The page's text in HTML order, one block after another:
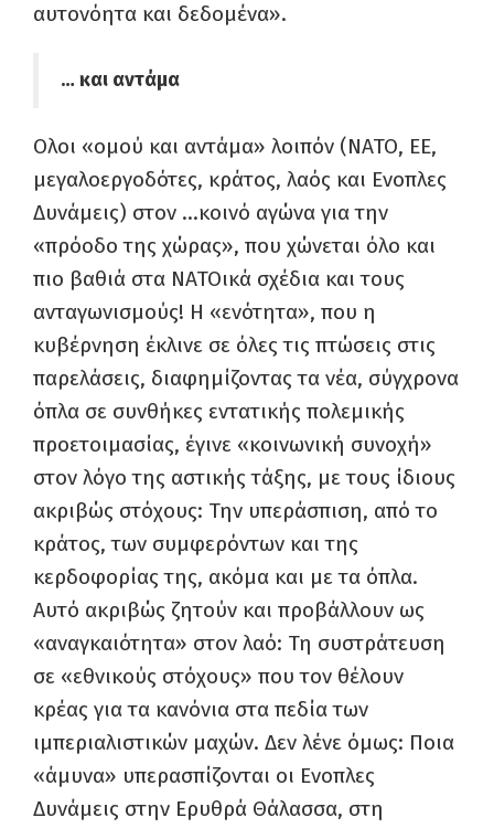
αυτονόητα και δεδομένα».
… και αντάμα
Ολοι «ομού και αντάμα» λοιπόν (ΝΑΤΟ, ΕΕ,
μεγαλοεργοδότες, κράτος, λαός και Ενοπλες
Δυνάμεις) στον …κοινό αγώνα για την
«πρόοδο της χώρας», που χώνεται όλο και
πιο βαθιά στα ΝΑΤΟικά σχέδια και τους
ανταγωνισμούς! Η «ενότητα», που η
κυβέρνηση έκλινε σε όλες τις πτώσεις στις
παρελάσεις, διαφημίζοντας τα νέα, σύγχρονα
όπλα σε συνθήκες εντατικής πολεμικής
προετοιμασίας, έγινε «κοινωνική συνοχή»
στον λόγο της αστικής τάξης, με τους ίδιους
ακριβώς στόχους: Την υπεράσπιση, από το
κράτος, των συμφερόντων και της
κερδοφορίας της, ακόμα και με τα όπλα.
Αυτό ακριβώς ζητούν και προβάλλουν ως
«αναγκαιότητα» στον λαό: Τη συστράτευση
σε «εθνικούς στόχους» που τον θέλουν
κρέας για τα κανόνια στα πεδία των
ιμπεριαλιστικών μαχών. Δεν λένε όμως: Ποια
«άμυνα» υπερασπίζονται οι Ενοπλες
Δυνάμεις στην Ερυθρά Θάλασσα, στη